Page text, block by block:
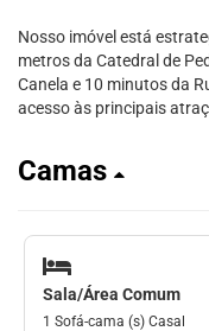
Nosso imóvel está
metros da Catedral de
Canela e 10 minutos da
acesso às principais
Camas
Sala/Área Comum
1 Sofá-cama (s) Casal